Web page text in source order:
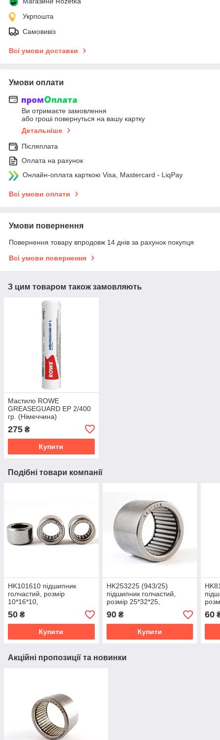
Укрпошта
Самовивіз
Всі умови доставки
Умови оплати
Ви отримаєте замовлення
або гроші повернуться на вашу картку
Детальніше
Післяплата
Оплата на рахунок
Онлайн-оплата карткою Visa, Mastercard - LiqPay
Всі умови оплати
Умови повернення
Повернення товару впродовж 14 днів за рахунок покупця
Всі умови повернення
З цим товаром також замовляють
Мастило ROWE
GREASEGUARD EP 2/400
гр. (Німеччина)
275 ₴
Купити
Подібні товари компанії
HK101610 підшипник
голчастий, розмір
10*16*10,
(безсепараторний) ГОСТ
50 ₴
Купити
HK253225 (943/25)
підшипник голчастий,
розмір 25*32*25,
(безсепараторний) ГОСТ
90₴
Купити
60
Акційні пропозиції та новинки